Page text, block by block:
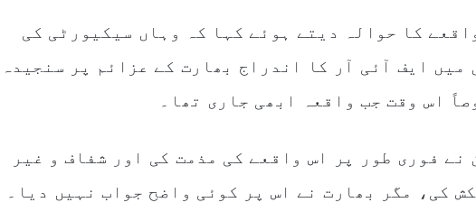
کا حوالہ دیتے ہوئے کہا کہ وہاں سیکیورٹی کی
میں ایف آئی آر کا اندراج بھارت کے عزائم پر سنجیدہ
اس وقت جب واقعہ ابھی جاری تھا۔
نے فوری طور پر اس واقعے کی مذمت کی اور شفاف و غیر
کی، مگر بھارت نے اس پر کوئی واضح جواب نہیں دیا۔